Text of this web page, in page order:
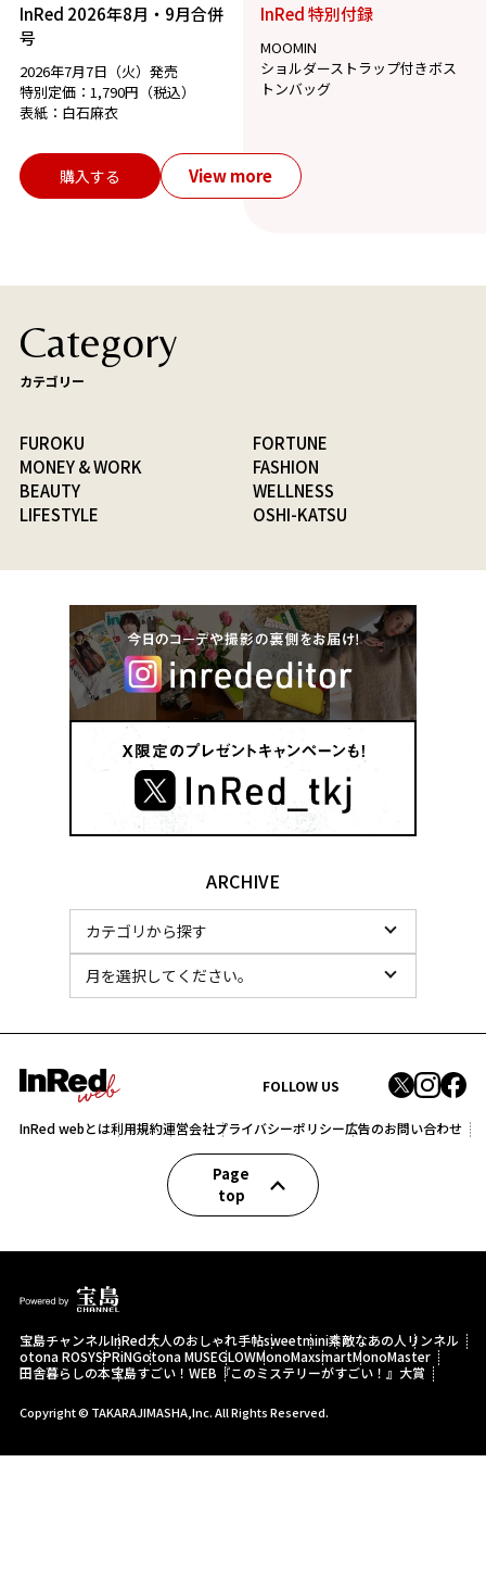
InRed 2026年8月・9月合併
号
2026年7月7日（火）発売
特別定価：1,790円（税込）
表紙：白石麻衣
InRed 特別付録
MOOMIN
ショルダーストラップ付きボス
トンバッグ
購入する View more
Category
カテゴリー
FUROKU
FORTUNE
MONEY & WORK
FASHION
BEAUTY
WELLNESS
LIFESTYLE
OSHI-KATSU
ARCHIVE
FOLLOW US
InRed webとは利用規約運営会社プライバシーポリシー広告のお問い合わせ
Page
top
宝島チャンネルInRed大人のおしゃれ手帖sweetmini素敵なあの人 リンネル
otona ROSYSPRiNGotona MUSEGLOWMonoMaxsmartMonoMaster
田舎暮らしの本宝島すごい！WEB 『このミステリーがすごい！』大賞
Copyright © TAKARAJIMASHA,Inc. All Rights Reserved.